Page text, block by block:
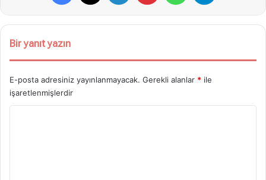
Bir yanıt yazın
E-posta adresiniz yayınlanmayacak. Gerekli alanlar * ile
işaretlenmişlerdir